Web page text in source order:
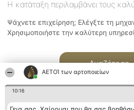
ΑΕΤΟΊ των αρτοποιείων
10:16
Η κατάταξη περιλαμβάνει τους
Ψάχνετε επιχείρηση; Ελέγξτε τη
Χρησιμοποιήστε την καλύτερη
Αναζήτηση